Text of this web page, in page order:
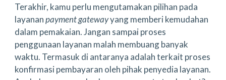
Terakhir, kamu perlu mengutamakan pilihan pada
layananpayment gatewayyang memberi kemudahan
dalam pemakaian. Jangan sampai proses
penggunaan layanan malah membuang banyak
waktu. Termasuk di antaranya adalah terkait proses
konfirmasi pembayaran oleh pihak penyedia layanan.